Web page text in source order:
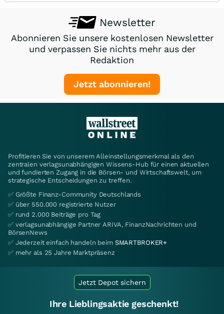
Newsletter
Abonnieren Sie unsere kostenlosen Newsletter
und verpassen Sie nichts mehr aus der
Redaktion
Jetzt abonnieren!
Profitieren Sie von unserem Alleinstellungsmerkmal als den
zentralen verlagsunabhängigen Wissens-Hub für einen aktuellen
und fundierten Zugang in die Börsen- und Wirtschaftswelt, um
strategische Entscheidungen zu treffen.
✅ Größte Finanz-Community Deutschlands
✅ über 550.000 registrierte Nutzer
✅ rund 2.000 Beiträge pro Tag
✅ verlagsunabhängige Partner ARIVA, FinanzNachrichten und
BörsenNews
✅ Jederzeit einfach handeln beim SMARTBROKER+
✅ mehr als 25 Jahre Marktpräsenz
Jetzt Depot sichern
Ihre Lieblingsaktie geschenkt!